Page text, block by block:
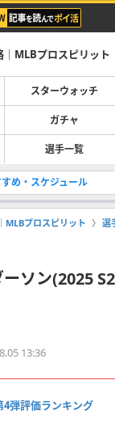
｜MLBプロスピリット
スターウォッチ
ガチャ
選手一覧
め・スケジュール
MLBプロスピリット 選
ソン(2025
13:36
4弾評価ランキング